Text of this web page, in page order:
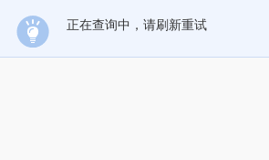
正在查询中，请刷新重试